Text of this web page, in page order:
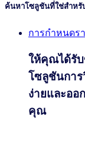
ค้นหาโซลูชันที่ใช่สำห
การกำหนดร
ให้คุณได้รับ
โซลูชันการ
ง่ายและออ
คุณ